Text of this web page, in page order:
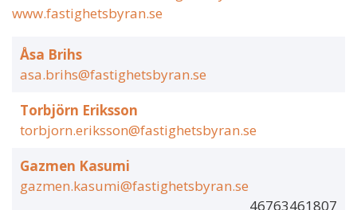
www.fastighetsbyran.se
Åsa Brihs
asa.brihs@fastighetsbyran.se
Torbjörn Eriksson
torbjorn.eriksson@fastighetsbyran.se
Gazmen Kasumi
gazmen.kasumi@fastighetsbyran.se
46763461807